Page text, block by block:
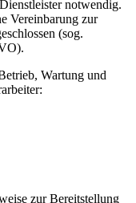
notwendig.
Vereinbarung zur
(sog.
Wartung und
zur Bereitstellung